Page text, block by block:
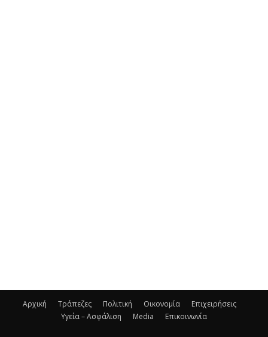
Αρχική Τράπεζες Πολιτική Οικονομία
Επιχειρήσεις
Υγεία – Ασφάλιση
Media Επικοινωνία